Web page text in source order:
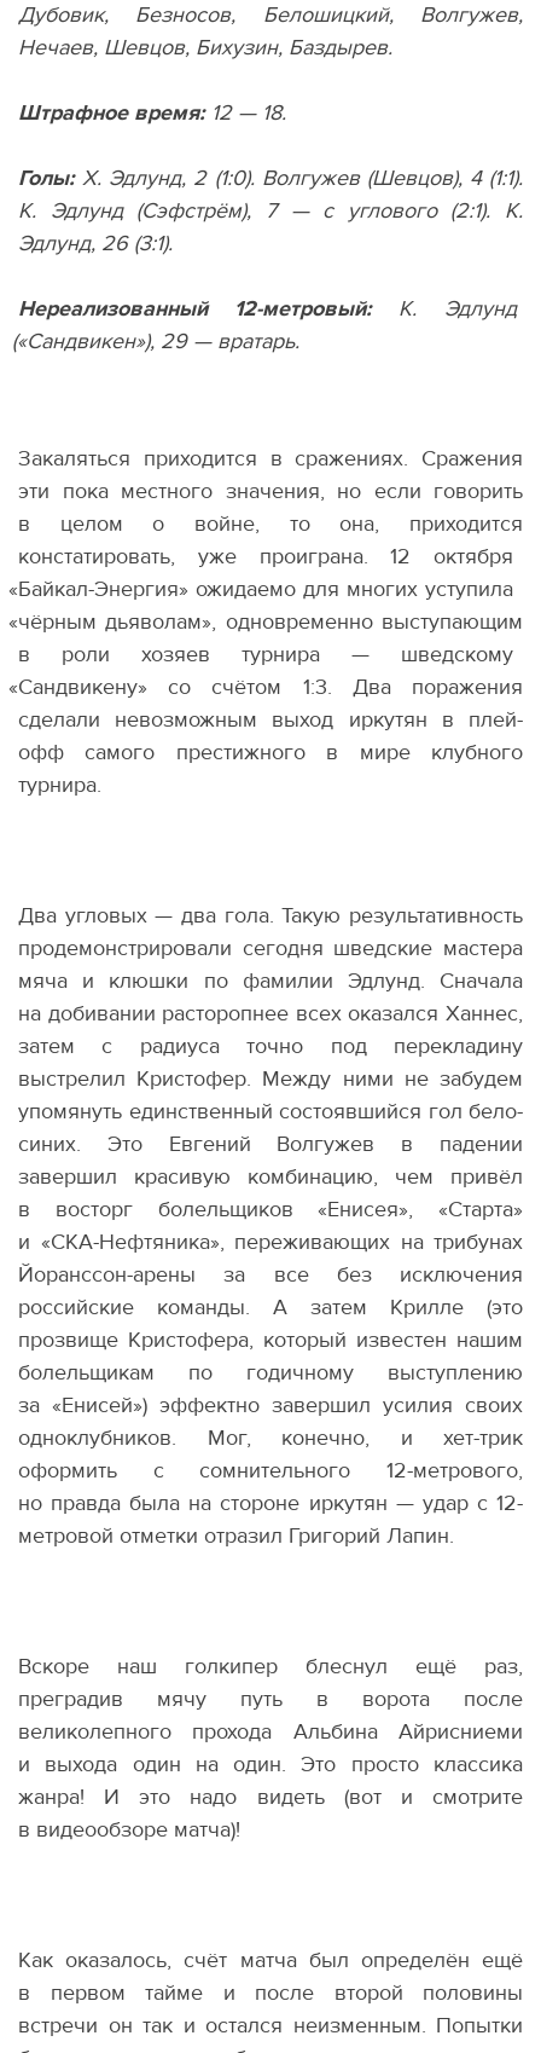
Дубовик, Безносов, Белошицкий, Волгужев,
Нечаев, Шевцов, Бихузин, Баздырев.
Штрафное время:12 — 18.
Голы:Х. Эдлунд, 2 (1:0). Волгужев (Шевцов), 4 (1:1).
К. Эдлунд (Сэфстрём), 7 — с углового (2:1). К.
Эдлунд, 26 (3:1).
Нереализованный 12-метровый:К. Эдлунд
(«Сандвикен»), 29 — вратарь.
Закаляться приходится в сражениях. Сражения
эти пока местного значения, но если говорить
в целом о войне, то она, приходится
констатировать, уже проиграна. 12 октября
«Байкал-Энергия» ожидаемо для многих уступила
«чёрным дьяволам», одновременно выступающим
в роли хозяев турнира — шведскому
«Сандвикену» со счётом 1:3. Два поражения
сделали невозможным выход иркутян в плей-
офф самого престижного в мире клубного
турнира.
Два угловых — два гола. Такую результативность
продемонстрировали сегодня шведские мастера
мяча и клюшки по фамилии Эдлунд. Сначала
на добивании расторопнее всех оказался Ханнес,
затем с радиуса точно под перекладину
выстрелил Кристофер. Между ними не забудем
упомянуть единственный состоявшийся гол бело-
синих. Это Евгений Волгужев в падении
завершил красивую комбинацию, чем привёл
в восторг болельщиков
«Енисея», «Старта»
и «СКА-Нефтяника», переживающих на трибунах
Йоранссон-арены за все без исключения
российские команды. А затем Крилле
(это
прозвище Кристофера, который известен нашим
болельщикам по годичному выступлению
за «Енисей») эффектно завершил усилия своих
одноклубников. Мог, конечно, и хет-трик
оформить с сомнительного 12-метрового,
но правда была на стороне иркутян — удар с 12-
метровой отметки отразил Григорий Лапин.
Вскоре наш голкипер блеснул ещё раз,
преградив мячу путь в ворота после
великолепного прохода Альбина Айрисниеми
и выхода один на один. Это просто классика
жанра! И это надо видеть
(вот и смотрите
в видеообзоре матча)!
Как оказалось, счёт матча был определён ещё
в первом тайме и после второй половины
встречи он так и остался неизменным. Попытки